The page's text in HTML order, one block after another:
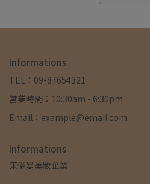
Informations
TEL：09-87654321
営業時間：10:30am - 6:30pm
Email：example@email.com
Informations
茉儷曼美妝企業